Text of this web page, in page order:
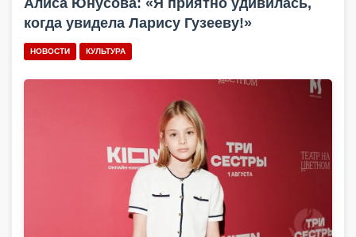
Алиса Юнусова: «Я приятно удивилась,
когда увидела Ларису Гузееву!»
НОВОСТИ КУЛЬТУРА